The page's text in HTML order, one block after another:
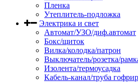
Пленка
Утеплитель-подложка
Электрика и свет
Автомат/УЗО/диф.автомат
Бокс/щиток
Вилка/колодка/патрон
Выключатель/розетка/
Изолента/термоусадка
Кабель-канал/труба